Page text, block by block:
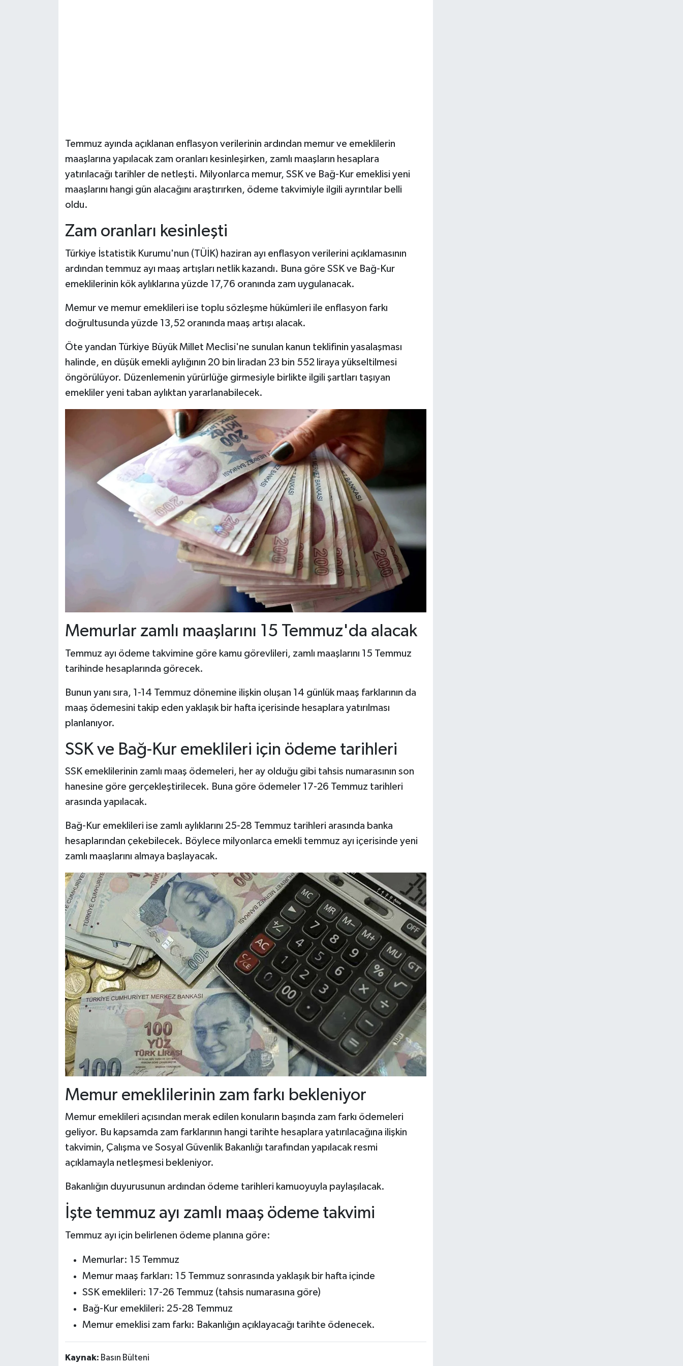
Temmuz ayında açıklanan enflasyon verilerinin ardından memur ve emeklilerin
maaşlarına yapılacak zam oranları kesinleşirken, zamlı maaşların hesaplara
yatırılacağı tarihler de netleşti. Milyonlarca memur, SSK ve Bağ-Kur emeklisi yeni
maaşlarını hangi gün alacağını araştırırken, ödeme takvimiyle ilgili ayrıntılar belli
oldu.
Zam oranları kesinleşti
Türkiye İstatistik Kurumu'nun (TÜİK) haziran ayı enflasyon verilerini açıklamasının
ardından temmuz ayı maaş artışları netlik kazandı. Buna göre SSK ve Bağ-Kur
emeklilerinin kök aylıklarına yüzde 17,76 oranında zam uygulanacak.
Memur ve memur emeklileri ise toplu sözleşme hükümleri ile enflasyon farkı
doğrultusunda yüzde 13,52 oranında maaş artışı alacak.
Öte yandan Türkiye Büyük Millet Meclisi'ne sunulan kanun teklifinin yasalaşması
halinde, en düşük emekli aylığının 20 bin liradan 23 bin 552 liraya yükseltilmesi
öngörülüyor. Düzenlemenin yürürlüğe girmesiyle birlikte ilgili şartları taşıyan
emekliler yeni taban aylıktan yararlanabilecek.
Memurlar zamlı maaşlarını 15 Temmuz'da alacak
Temmuz ayı ödeme takvimine göre kamu görevlileri, zamlı maaşlarını 15 Temmuz
tarihinde hesaplarında görecek.
Bunun yanı sıra, 1-14 Temmuz dönemine ilişkin oluşan 14 günlük maaş farklarının da
maaş ödemesini takip eden yaklaşık bir hafta içerisinde hesaplara yatırılması
planlanıyor.
SSK ve Bağ-Kur emeklileri için ödeme tarihleri
SSK emeklilerinin zamlı maaş ödemeleri, her ay olduğu gibi tahsis numarasının son
hanesine göre gerçekleştirilecek. Buna göre ödemeler 17-26 Temmuz tarihleri
arasında yapılacak.
Bağ-Kur emeklileri ise zamlı aylıklarını 25-28 Temmuz tarihleri arasında banka
hesaplarından çekebilecek. Böylece milyonlarca emekli temmuz ayı içerisinde yeni
zamlı maaşlarını almaya başlayacak.
Memur emeklilerinin zam farkı bekleniyor
Memur emeklileri açısından merak edilen konuların başında zam farkı ödemeleri
geliyor. Bu kapsamda zam farklarının hangi tarihte hesaplara yatırılacağına ilişkin
takvimin, Çalışma ve Sosyal Güvenlik Bakanlığı tarafından yapılacak resmi
açıklamayla netleşmesi bekleniyor.
Bakanlığın duyurusunun ardından ödeme tarihleri kamuoyuyla paylaşılacak.
İşte temmuz ayı zamlı maaş ödeme takvimi
Temmuz ayı için belirlenen ödeme planına göre:
Memurlar: 15 Temmuz
Memur maaş farkları: 15 Temmuz sonrasında yaklaşık bir hafta içinde
SSK emeklileri: 17-26 Temmuz (tahsis numarasına göre)
Bağ-Kur emeklileri: 25-28 Temmuz
Memur emeklisi zam farkı: Bakanlığın açıklayacağı tarihte ödenecek.
Kaynak: Basın Bülteni
Ulusal Haberler
Teknoloji Haberleri
Siyaset Haberleri
Dünya Haberleri
Yerel Haberler
Haber Arşivi